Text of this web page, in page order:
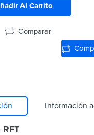
Al Carrito
Comparar
Información
RFT